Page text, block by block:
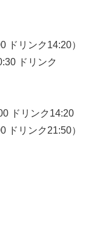
ドリンク14:20）
ドリンク
ドリンク14:20
ドリンク21:50）